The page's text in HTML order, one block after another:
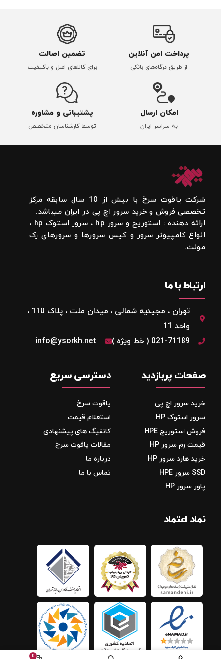
پرداخت امن آنلاین
از طریق درگاه‌های بانکی
تضمین اصالت
برای کالاهای اصل و باکیفیت
امکان ارسال
به سراسر ایران
پشتیبانی و مشاوره
توسط کارشناسان متخصص
شرکت یاقوت سرخ با بیش از 10 سال سابقه مرکز
تخصصی فروش و خرید سرور اچ پی در ایران میباشد.
ارائه دهنده : استوریج و سرور hp ، سرور استوک hp ،
انواع کامپیوتر سرور و کیس سرورها و سرورهای رک
مونت.
ارتباط با ما
تهران ، مجیدیه شمالی ، میدان ملت ، پلاک 110 ،
واحد 11
021-71189 ( خط ویژه )
info@ysorkh.net
صفحات پربازدید
خرید سرور اچ پی
سرور استوک HP
فروش استوریج‌ HPE
قیمت رم سرور HP
خرید هارد سرور HP
SSD سرور HPE
پاور سرور HP
دسترسی سریع
یاقوت سرخ
استعلام قیمت
کانفیگ های پیشنهادی
مقالات یاقوت سرخ
درباره ما
تماس با ما
نماد اعتماد
0